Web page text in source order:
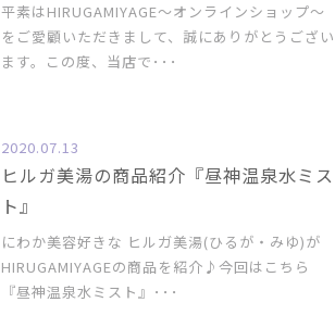
平素はHIRUGAMIYAGE〜オンラインショップ〜
をご愛顧いただきまして、誠にありがとうござい
ます。この度、当店で･･･
2020.07.13
ヒルガ美湯の商品紹介『昼神温泉水ミス
ト』
にわか美容好きな ヒルガ美湯(ひるが・みゆ)が
HIRUGAMIYAGEの商品を紹介♪今回はこちら
『昼神温泉水ミスト』･･･